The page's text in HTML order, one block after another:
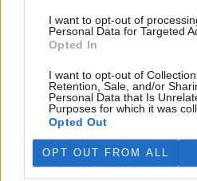
I want to opt-out of
Personal Data for Targeted
Opted In
I want to opt-out of
Retention, Sale, and/or
Personal Data that Is
Purposes for which it was
Opted Out
OPT OUT FROM ALL
CAMP Point: Ostrov Štvanice
Přednášky a diskuse
Ostrov uprostřed města, který býval
Štvanice má sportovní, rekreační i
stadionu až po tenisové kurty,
Místo konání | Ostrov Štvanice
Související odkazy:https://
t-ostro(...)